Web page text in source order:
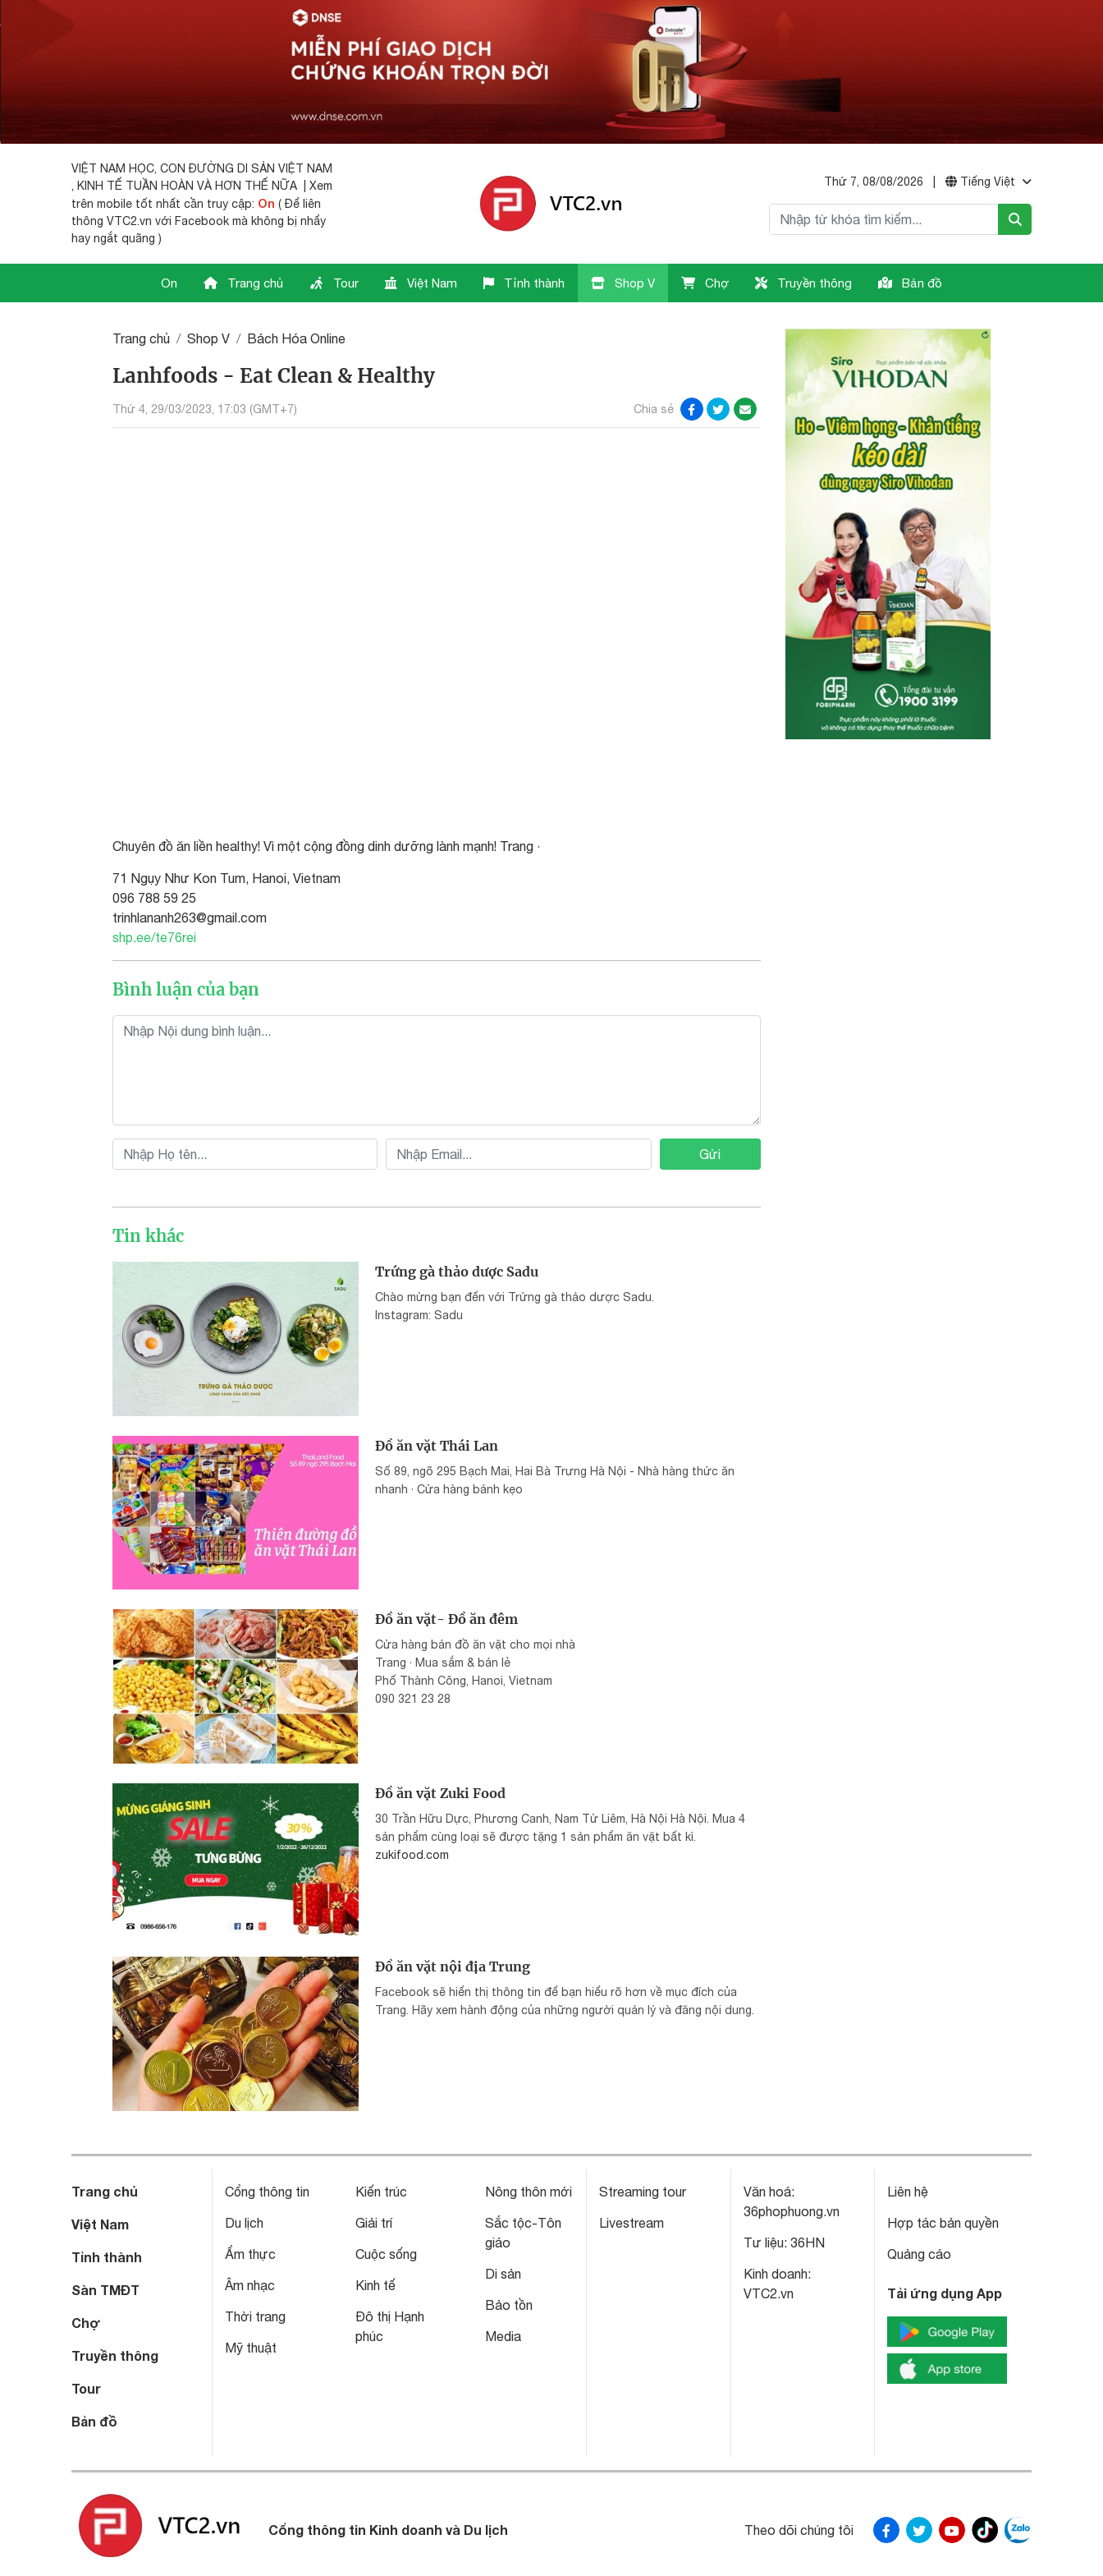
VIỆT NAM HỌC, CON ĐƯỜNG DI SẢN VIỆT NAM
, KINH TẾ TUẦN HOÀN VÀ HƠN THẾ NỮA | Xem
trên mobile tốt nhất cần truy cập: On ( Để liên
thông VTC2.vn với Facebook mà không bị nhẩy
hay ngắt quãng )
Thứ 7, 08/08/2026 Tiếng Việt
On Trang chủ Tour Việt Nam Tỉnh thành Shop V Chợ Truyền thông Bản đồ
Trang chủ Shop V Bách Hóa Online
Lanhfoods - Eat Clean & Healthy
Thứ 4, 29/03/2023, 17:03 (GMT+7) Chia sẻ
Chuyên đồ ăn liền healthy! Vì một cộng đồng dinh dưỡng lành mạnh! Trang ·
71 Ngụy Như Kon Tum, Hanoi, Vietnam
096 788 59 25
trinhlananh263@gmail.com
shp.ee/te76rei
Bình luận của bạn
Gửi
Tin khác
Trứng gà thảo dược Sadu
Chào mừng bạn đến với Trứng gà thảo dược Sadu.
Instagram: Sadu
Đồ ăn vặt Thái Lan
Số 89, ngõ 295 Bạch Mai, Hai Bà Trưng Hà Nội - Nhà hàng thức ăn
nhanh · Cửa hàng bánh kẹo
Đồ ăn vặt- Đồ ăn đêm
Cửa hàng bán đồ ăn vặt cho mọi nhà
Trang · Mua sắm & bán lẻ
Phố Thành Công, Hanoi, Vietnam
090 321 23 28
Đồ ăn vặt Zuki Food
30 Trần Hữu Dực, Phương Canh, Nam Từ Liêm, Hà Nội Hà Nội. Mua 4
sản phẩm cùng loại sẽ được tặng 1 sản phẩm ăn vặt bất kì.
zukifood.com
Đồ ăn vặt nội địa Trung
Facebook sẽ hiển thị thông tin để bạn hiểu rõ hơn về mục đích của
Trang. Hãy xem hành động của những người quản lý và đăng nội dung.
Trang chủ
Việt Nam
Tỉnh thành
Sàn TMĐT
Chợ
Truyền thông
Tour
Bản đồ
Cổng thông tin
Du lịch
Ẩm thực
Âm nhạc
Thời trang
Mỹ thuật
Kiến trúc
Giải trí
Cuộc sống
Kinh tế
Đô thị Hạnh
phúc
Nông thôn mới
Sắc tộc-Tôn
giáo
Di sản
Bảo tồn
Media
Streaming tour
Livestream
Văn hoá:
36phophuong.vn
Tư liệu: 36HN
Kinh doanh:
VTC2.vn
Liên hệ
Hợp tác bản quyền
Quảng cáo
Tải ứng dụng App
Cổng thông tin Kinh doanh và Du lịch Theo dõi chúng tôi